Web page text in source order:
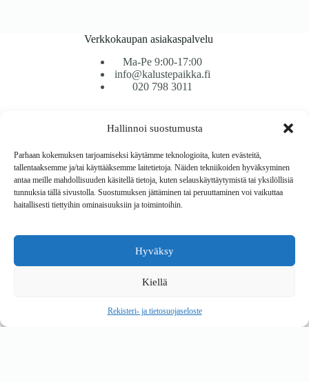
Hallinnoi suostumusta
Parhaan kokemuksen tarjoamiseksi käytämme teknologioita, kuten evästeitä,
tallentaaksemme ja/tai käyttääksemme laitetietoja. Näiden tekniikoiden hyväksyminen
antaa meille mahdollisuuden käsitellä tietoja, kuten selauskäyttäytymistä tai yksilöllisiä
tunnuksia tällä sivustolla. Suostumuksen jättäminen tai peruuttaminen voi vaikuttaa
haitallisesti tiettyihin ominaisuuksiin ja toimintoihin.
Hyväksy
Kiellä
Rekisteri- ja tietosuojaseloste
Verkkokaupan asiakaspalvelu
Ma-Pe 9:00-17:00
info@kalustepaikka.fi
020 798 3011
Maksutavat
Vaihto ja palautus
Reklamaatiot
Tietoa
Copyright © 2026 Kalustepaikka